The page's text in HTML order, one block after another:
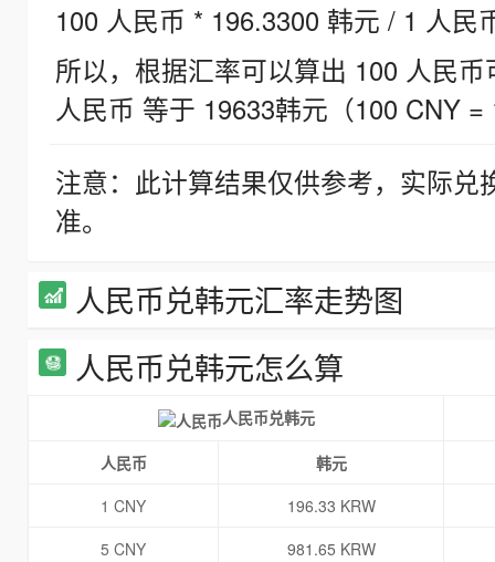
100 人民币 * 196.3300 韩元 / 1 人民
所以，根据汇率可以算出 100 人民
人民币 等于 19633韩元（100 CNY =
注意：此计算结果仅供参考，实际
准。
人民币兑韩元汇率走势图
人民币兑韩元怎么算
人民币兑韩元
人民币
韩元
1 CNY
196.33 KRW
5 CNY
981.65 KRW